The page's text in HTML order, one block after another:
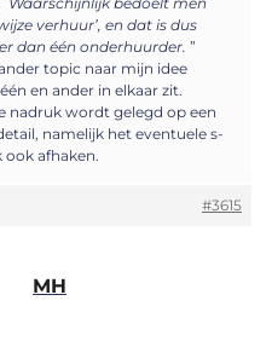
verhuur’, en dat is dus
dan één onderhuurder. ”
topic naar mijn idee
en ander in elkaar zit.
nadruk wordt gelegd op een
namelijk het eventuele s-
ook afhaken.
#3615
MH